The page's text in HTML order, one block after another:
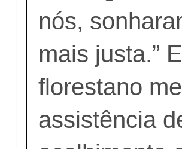
nós,
mais justa.”
florestano
assistência